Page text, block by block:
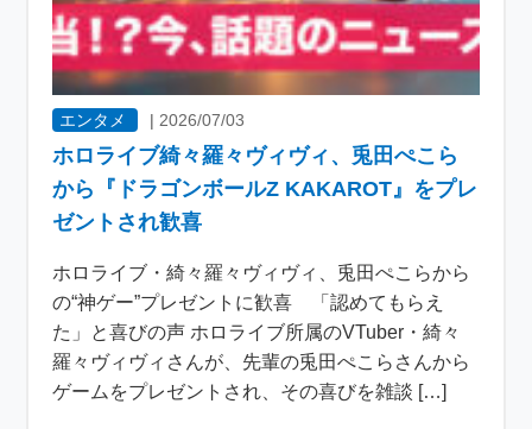
エンタメ | 2026/07/03
ホロライブ綺々羅々ヴィヴィ、兎田ぺこら
から『ドラゴンボールZ KAKAROT』をプレ
ゼントされ歓喜
ホロライブ・綺々羅々ヴィヴィ、兎田ぺこらから
の“神ゲー”プレゼントに歓喜 「認めてもらえ
た」と喜びの声 ホロライブ所属のVTuber・綺々
羅々ヴィヴィさんが、先輩の兎田ぺこらさんから
ゲームをプレゼントされ、その喜びを雑談 […]